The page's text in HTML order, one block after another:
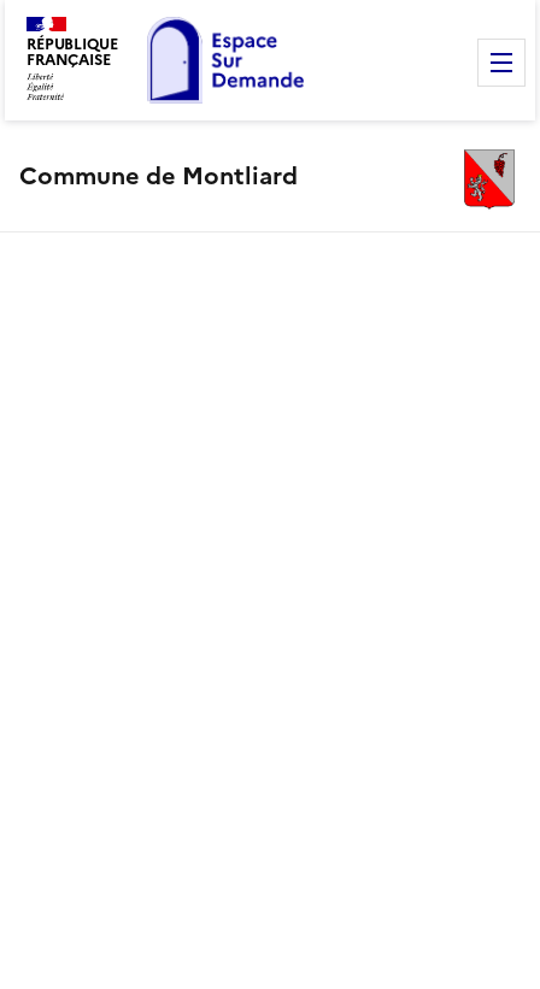
RÉPUBLIQUE
FRANÇAISE
Commune de Montliard